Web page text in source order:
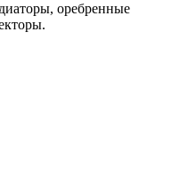
оребренные